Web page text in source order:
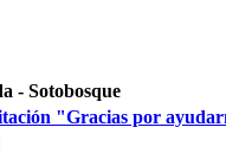
- Sotobosque
"Gracias por